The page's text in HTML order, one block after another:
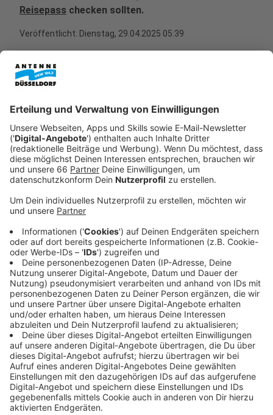
Reisepass checken sollten.
Veröffentlicht: Dienstag, 29.04.2025 05:39
Anzeige
Vier Termine, vier Locations
Anzeige
Die sogenanntenPop-up-Bürgerbürosder Stadt
Vergnüglichem zu verbinden - beispielsweise mit
Abstecher in den Schlossturm im Schifffahrtsmuseum
– dort gibt es Bürgerservice mit Blick auf den Rhein,
heißt es.
Anzeige
Termine online vorher buchen
Anzeige
Das Angebot gilt jeweils von 6-16 Uhr. Zusätzlich
verlängert die Stadt an zwei Mittwochnachmittagen